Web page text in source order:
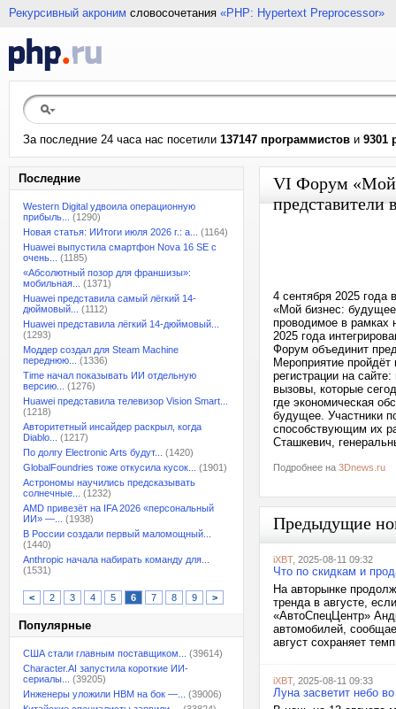
Рекурсивный акроним словосочетания «PHP: Hypertext Preprocessor»
За последние 24 часа нас посетили 137147 программистов и 9301
Последние
Western Digital удвоила операционную
прибыль...
(1290)
Новая статья: ИИтоги июля 2026 г.: а...
(1164)
Huawei выпустила смартфон Nova 16 SE с
очень...
(1185)
«Абсолютный позор для франшизы»:
мобильная...
(1371)
Huawei представила самый лёгкий 14-
дюймовый...
(1112)
Huawei представила лёгкий 14-дюймовый...
(1293)
Моддер создал для Steam Machine
переднюю...
(1336)
Time начал показывать ИИ отдельную
версию...
(1276)
Huawei представила телевизор Vision Smart...
(1218)
Авторитетный инсайдер раскрыл, когда
Diablo...
(1217)
По долгу Electronic Arts будут...
(1420)
GlobalFoundries тоже откусила кусок...
(1901)
Астрономы научились предсказывать
солнечные...
(1232)
AMD привезёт на IFA 2026 «персональный
ИИ» —...
(1938)
В России создали первый маломощный...
(1440)
Anthropic начала набирать команду для...
(1531)
< 2 3 4 5 6 7 8 9 >
Популярные
США стали главным поставщиком...
(39614)
Character.AI запустила короткие ИИ-
сериалы...
(39205)
Инженеры уложили HBM на бок —...
(39006)
VI Форум «Мой
представители
4 сентября 2025 года
«Мой бизнес:
проводимое в рамках
2025 года
Форум объединит
Мероприятие
регистрации на
вызовы, которые
где экономическая
будущее. Участники
способствующим их
Сташкевич,
Подробнее на 3Dnews.ru
Предыдущие
iXBT, 2025-08-11 09:32
Что по скидкам и
На авторынке
тренда в августе,
«АвтоСпецЦентр»
автомобилей,
август сохраняет
iXBT, 2025-08-11 09:33
Луна засветит небо